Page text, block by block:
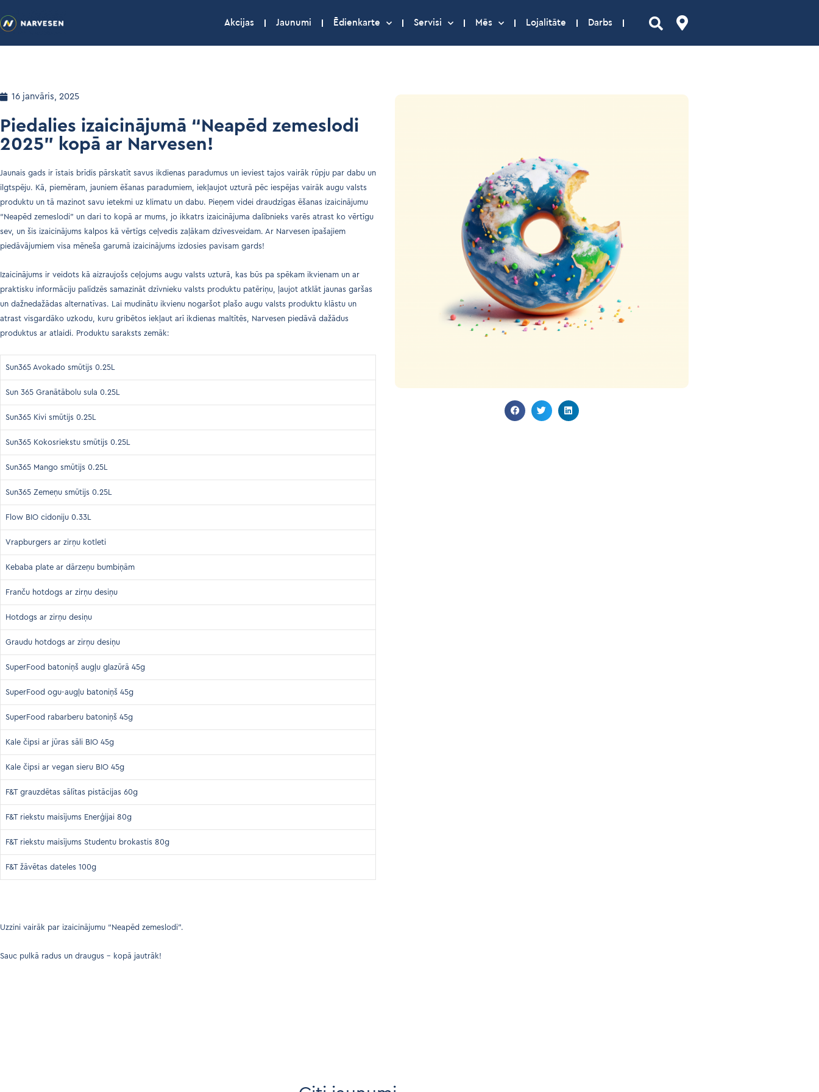
Akcijas Jaunumi Ēdienkarte Servisi Mēs Lojalitāte Darbs
16 janvāris, 2025
Piedalies izaicinājumā “Neapēd zemeslodi
2025” kopā ar Narvesen!
Jaunais gads ir īstais brīdis pārskatīt savus ikdienas paradumus un ieviest tajos vairāk rūpju par dabu un
ilgtspēju. Kā, piemēram, jauniem ēšanas paradumiem, iekļaujot uzturā pēc iespējas vairāk augu valsts
produktu un tā mazinot savu ietekmi uz klimatu un dabu. Pieņem videi draudzīgas ēšanas izaicinājumu
“Neapēd zemeslodi” un dari to kopā ar mums, jo ikkatrs izaicinājuma dalībnieks varēs atrast ko vērtīgu
sev, un šis izaicinājums kalpos kā vērtīgs ceļvedis zaļākam dzīvesveidam. Ar Narvesen īpašajiem
piedāvājumiem visa mēneša garumā izaicinājums izdosies pavisam gards!
Izaicinājums ir veidots kā aizraujošs ceļojums augu valsts uzturā, kas būs pa spēkam ikvienam un ar
praktisku informāciju palīdzēs samazināt dzīvnieku valsts produktu patēriņu, ļaujot atklāt jaunas garšas
un dažnedažādas alternatīvas. Lai mudinātu ikvienu nogaršot plašo augu valsts produktu klāstu un
atrast visgardāko uzkodu, kuru gribētos iekļaut arī ikdienas maltītēs, Narvesen piedāvā dažādus
produktus ar atlaidi. Produktu saraksts zemāk:
Sun365 Avokado smūtijs 0.25L
Sun 365 Granātābolu sula 0.25L
Sun365 Kivi smūtijs 0.25L
Sun365 Kokosriekstu smūtijs 0.25L
Sun365 Mango smūtijs 0.25L
Sun365 Zemeņu smūtijs 0.25L
Flow BIO cidoniju 0.33L
Vrapburgers ar zirņu kotleti
Kebaba plate ar dārzeņu bumbiņām
Franču hotdogs ar zirņu desiņu
Hotdogs ar zirņu desiņu
Graudu hotdogs ar zirņu desiņu
SuperFood batoniņš augļu glazūrā 45g
SuperFood ogu-augļu batoniņš 45g
SuperFood rabarberu batoniņš 45g
Kale čipsi ar jūras sāli BIO 45g
Kale čipsi ar vegan sieru BIO 45g
F&T grauzdētas sālītas pistācijas 60g
F&T riekstu maisījums Enerģijai 80g
F&T riekstu maisījums Studentu brokastis 80g
F&T žāvētas dateles 100g
Uzzini vairāk par izaicinājumu “Neapēd zemeslodi”.
Sauc pulkā radus un draugus – kopā jautrāk!